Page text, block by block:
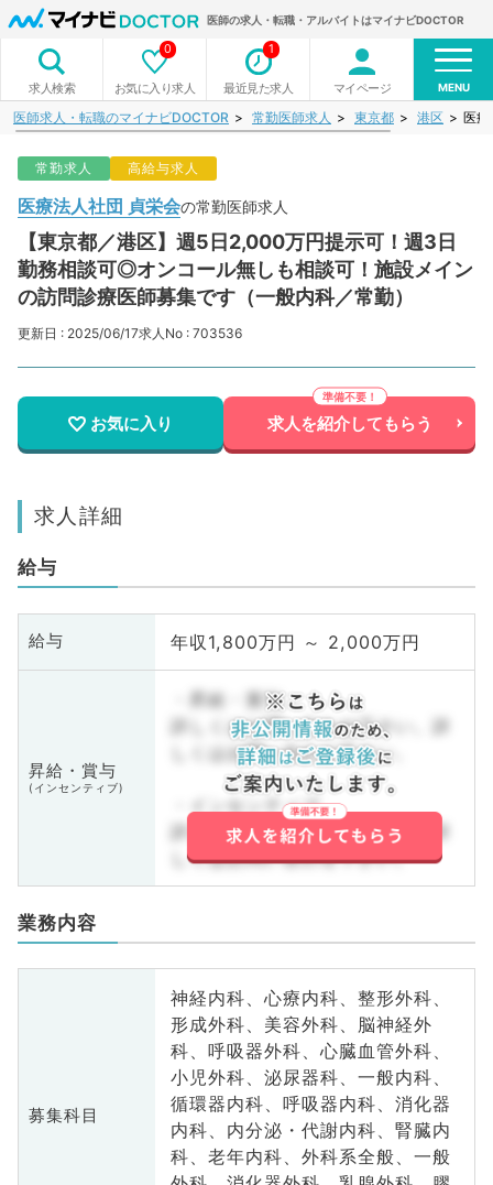
医師の求人・転職・アルバイトはマイナビDOCTOR
求人検索 お気に入り求人
0
最近見た求人
1
マイページ MENU
医師求人・転職のマイナビDOCTOR 常勤医師求人 東京都 港区 医療
常勤求人 高給与求人
医療法人社団 貞栄会の常勤医師求人
【東京都／港区】週5日2,000万円提示可！週3日
勤務相談可◎オンコール無しも相談可！施設メイン
の訪問診療医師募集です（一般内科／常勤）
更新日 : 2025/06/17求人No : 703536
お気に入り 求人を紹介してもらう
求人詳細
給与
給与 年収1,800万円 ～ 2,000万円
昇給・賞与
(インセンティブ)
・昇給・賞与
詳しくはお問い合わせ下さい。詳
しくはお問い合わせ下さい。
・インセンティブ
詳しくはお問い合わせ下さい。詳
しくはお問い合わせ下さい。
業務内容
募集科目
神経内科、心療内科、整形外科、
形成外科、美容外科、脳神経外
科、呼吸器外科、心臓血管外科、
小児外科、泌尿器科、一般内科、
循環器内科、呼吸器内科、消化器
内科、内分泌・代謝内科、腎臓内
科、老年内科、外科系全般、一般